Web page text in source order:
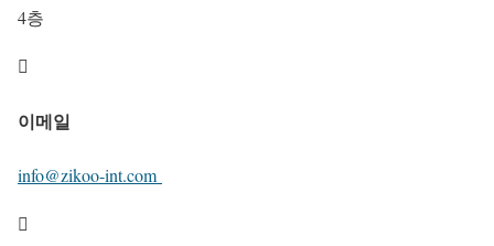
4층

이메일
info@zikoo-int.com
